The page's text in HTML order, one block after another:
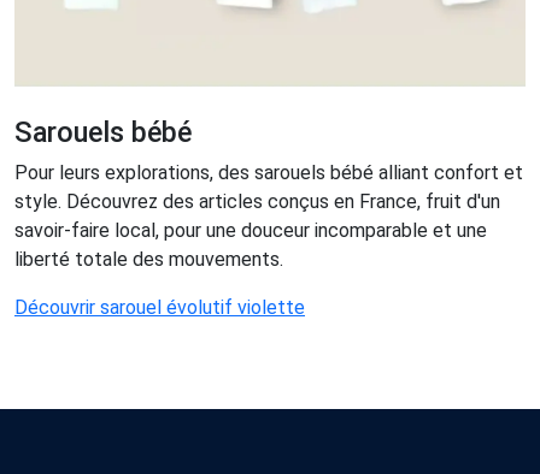
Sarouels bébé
Pour leurs explorations, des sarouels bébé alliant confort et
style. Découvrez des articles conçus en France, fruit d'un
savoir-faire local, pour une douceur incomparable et une
liberté totale des mouvements.
Découvrir sarouel évolutif violette